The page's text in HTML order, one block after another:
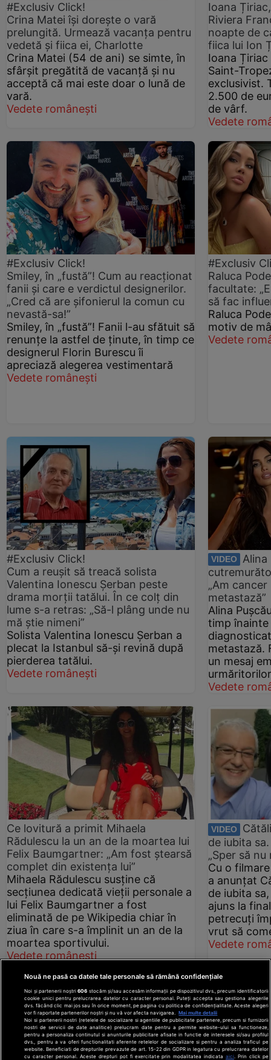
#Exclusiv Click!
Crina Matei își dorește o vară
prelungită. Urmează vacanța pentru
vedetă și fiica ei, Charlotte
Crina Matei (54 de ani) se simte, în
sfârșit pregătită de vacanță și nu
acceptă că mai este doar o lună de
vară.
Vedete românești
Ioana
Riviera
noapte de
fiica lui Ion
Ioana
Saint-
exclusivist.
2.500 de
de vârf.
Vedete
#Exclusiv Click!
Smiley, în „fustă”! Cum au reacționat
fanii și care e verdictul designerilor.
„Cred că are șifonierul la comun cu
nevastă-sa!”
Smiley, în „fustă”! Fanii l-au sfătuit să
renunțe la astfel de ținute, în timp ce
designerul Florin Burescu îi
apreciază alegerea vestimentară
Vedete românești
#Exclusiv
Raluca
facultate:
să fac
Raluca
motiv de
Vedete
#Exclusiv Click!
Cum a reușit să treacă solista
Valentina Ionescu Șerban peste
drama morții tatălui. În ce colț din
lume s-a retras: „Să-l plâng unde nu
mă știe nimeni”
Solista Valentina Ionescu Șerban a
plecat la Istanbul să-și revină după
pierderea tatălui.
Vedete românești
VIDEO
Alina
„Am
metastază”
Alina
timp
metastază.
un mesaj
Vedete
Ce lovitură a primit Mihaela
Rădulescu la un an de la moartea lui
Felix Baumgartner: „Am fost ștearsă
complet din existența lui”
Mihaela Rădulescu susține că
secțiunea dedicată vieții personale a
lui Felix Baumgartner a fost
eliminată de pe Wikipedia chiar în
ziua în care s-a împlinit un an de la
moartea sportivului.
Vedete românești
VIDEO
de iubita
„Sper să
Cu o
a anunțat
de iubita
ajuns la
petrecuți
vrut să
Vedete
Din rețeaua Adevărul Holding:Adevarul.ro
Click.roClickPoftaBuna.roClickSanatate.ro
ClickPentruFemei.roDilemaVeche.ro
Nouă ne pasă ca datele tale personale să rămână confidențiale
Noi și partenerii noștri606 stocăm și/sau accesăm informații pe dispozitivul dvs., precum identificatorii
cookie unici pentru prelucrarea datelor cu caracter personal. Puteți accepta sau gestiona alegerile
dvs. făcând clic mai jos sau în orice moment, pe pagina cu politica de confidențialitate. Aceste alegeri
vor fi raportate partenerilor noștri și nu vă vor afecta navigarea.
Mai multe detalii
Noi si partenerii nostri (retelele de socializare si agentiile de publicitate partenere, precum si furnizorii
nostri de servicii de date analitice) prelucram date pentru a permite website-ului sa functioneze,
pentru a personaliza continutul si anunturile publicitare afisate in functie de interesele si/sau profilul
dvs., pentru a va oferi functionalitati aferente retelelor de socializare si pentru a analiza traficul pe
website. Beneficiati de drepturile prevazute de art. 15-22 din GDPR in legatura cu prelucrarea datelor
cu caracter personal. Aceste drepturi pot fi exercitate prin modalitatea indicata aici. Prin click pe